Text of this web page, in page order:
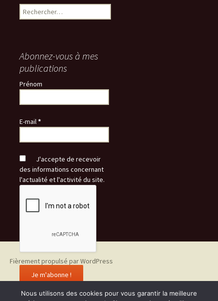
Rechercher :
Abonnez-vous à mes
publications
Prénom
E-mail*
J'accepte de recevoir
des informations concernant
l'actualité et l'activité du site.
Fièrement propulsé par WordPress
Nous utilisons des cookies pour vous garantir la meilleure